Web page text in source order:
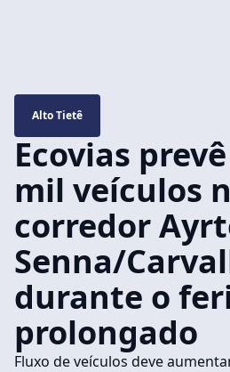
Alto Tietê
Ecovias
mil veículos
corredor
Senna/
durante o
prolongado
Fluxo de veículos deve